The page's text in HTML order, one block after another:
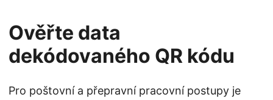
Ověřte data
dekódovaného QR kódu
Pro poštovní a přepravní pracovní postupy je